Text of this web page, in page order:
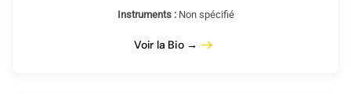
Instruments :Non spécifié
Voir la Bio →